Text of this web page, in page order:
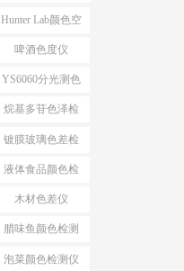
仪
Hunter Lab颜色空
间
啤酒色度仪
YS6060分光测色
仪
烷基多苷色泽检
测仪
镀膜玻璃色差检
测设备
液体食品颜色检
测仪
木材色差仪
腊味鱼颜色检测
仪
泡菜颜色检测仪